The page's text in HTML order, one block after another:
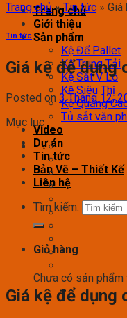
Trang chủ
Giới thiệu
Sản phẩm
Kệ Để Pallet
Kệ Trung Tải
Kệ Sắt V Lỗ
Kệ Siêu Thị
Kệ Quảng
Tủ sắt văn
Video
Dự án
Tin tức
Bản Vẽ – Thiết Kế
Liên hệ
Tìm kiếm:
Giỏ hàng
Chưa có sản phẩm
Trang chủ»Tin tức » Giá
Tin tức
Giá kệ để dụng
Posted on 3 Tháng 12,
Mục lục
Giá kệ để dụng